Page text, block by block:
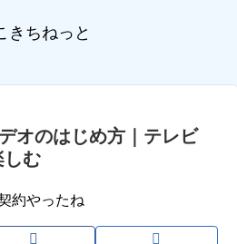
きちねっと
オのはじめ方｜テレビ
しむ